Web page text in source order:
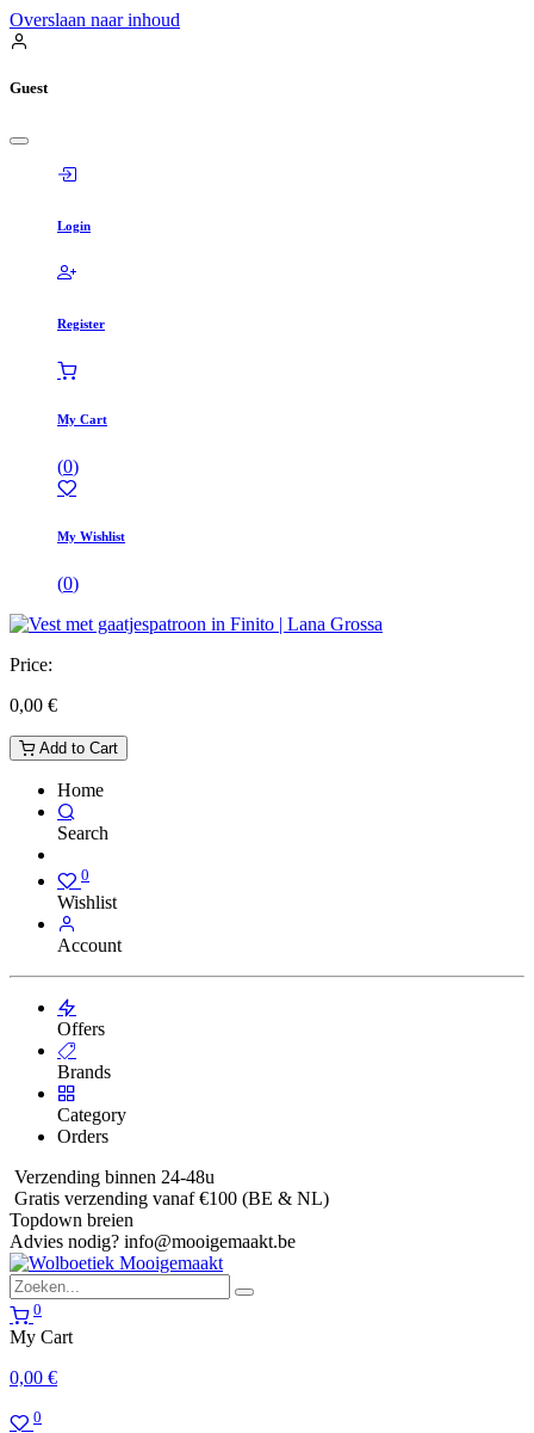
Overslaan naar inhoud
Guest
Login
Register
My Cart
(0)
My Wishlist
(0)
Price:
0,00 €
Add to Cart
Home
Search
0
Wishlist
Account
Offers
Brands
Category
Orders
Verzending binnen 24-48u
Gratis verzending vanaf €100 (BE & NL)
Topdown breien
Advies nodig? info@mooigemaakt.be
0
My Cart
0,00 €
0